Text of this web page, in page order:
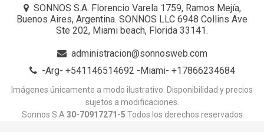
SONNOS S.A. Florencio Varela 1759, Ramos Mejía,
Buenos Aires, Argentina. SONNOS LLC 6948 Collins Ave
Ste 202, Miami beach, Florida 33141.
administracion@sonnosweb.com
-Arg- +541146514692 -Miami- +17866234684
Imágenes únicamente a modo ilustrativo. Disponibilidad y precios
sujetos a modificaciones.
Sonnos S.A 30-70917271-5 Todos los derechos reservados